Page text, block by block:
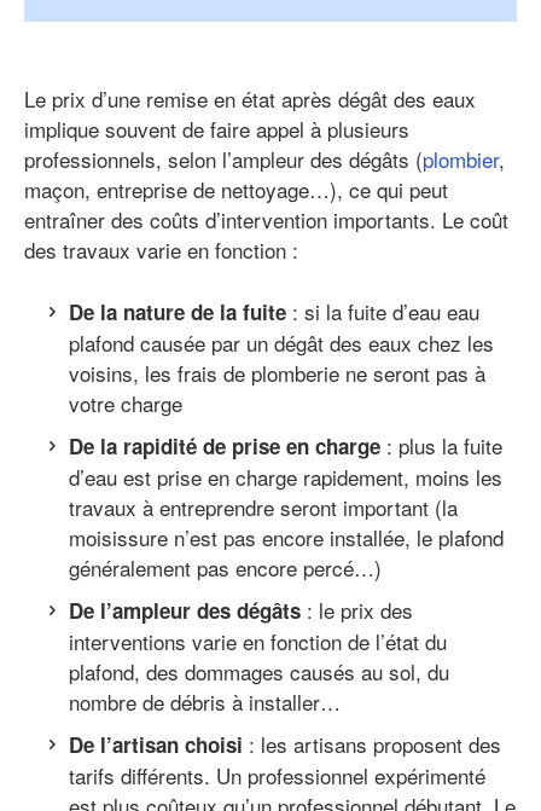
Le prix d’une remise en état après dégât des eaux
implique souvent de faire appel à plusieurs
professionnels, selon l’ampleur des dégâts (plombier,
maçon, entreprise de nettoyage…), ce qui peut
entraîner des coûts d’intervention importants. Le coût
des travaux varie en fonction :
De la nature de la fuite : si la fuite d’eau eau
plafond causée par un dégât des eaux chez les
voisins, les frais de plomberie ne seront pas à
votre charge
De la rapidité de prise en charge : plus la fuite
d’eau est prise en charge rapidement, moins les
travaux à entreprendre seront important (la
moisissure n’est pas encore installée, le plafond
généralement pas encore percé…)
De l’ampleur des dégâts : le prix des
interventions varie en fonction de l’état du
plafond, des dommages causés au sol, du
nombre de débris à installer…
De l’artisan choisi : les artisans proposent des
tarifs différents. Un professionnel expérimenté